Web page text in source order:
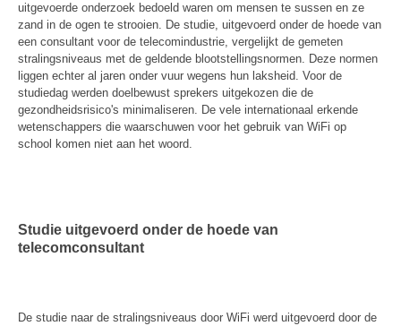
uitgevoerde onderzoek bedoeld waren om mensen te sussen en ze
zand in de ogen te strooien. De studie, uitgevoerd onder de hoede van
een consultant voor de telecomindustrie, vergelijkt de gemeten
stralingsniveaus met de geldende blootstellingsnormen. Deze normen
liggen echter al jaren onder vuur wegens hun laksheid. Voor de
studiedag werden doelbewust sprekers uitgekozen die de
gezondheidsrisico's minimaliseren. De vele internationaal erkende
wetenschappers die waarschuwen voor het gebruik van WiFi op
school komen niet aan het woord.
Studie uitgevoerd onder de hoede van
telecomconsultant
De studie naar de stralingsniveaus door WiFi werd uitgevoerd door de